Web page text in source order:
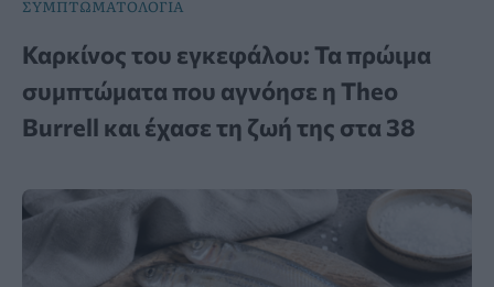
ΣΥΜΠΤΩΜΑΤΟΛΟΓΙΑ
Καρκίνος του εγκεφάλου: Τα πρώιμα
συμπτώματα που αγνόησε η Theo
Burrell και έχασε τη ζωή της στα 38